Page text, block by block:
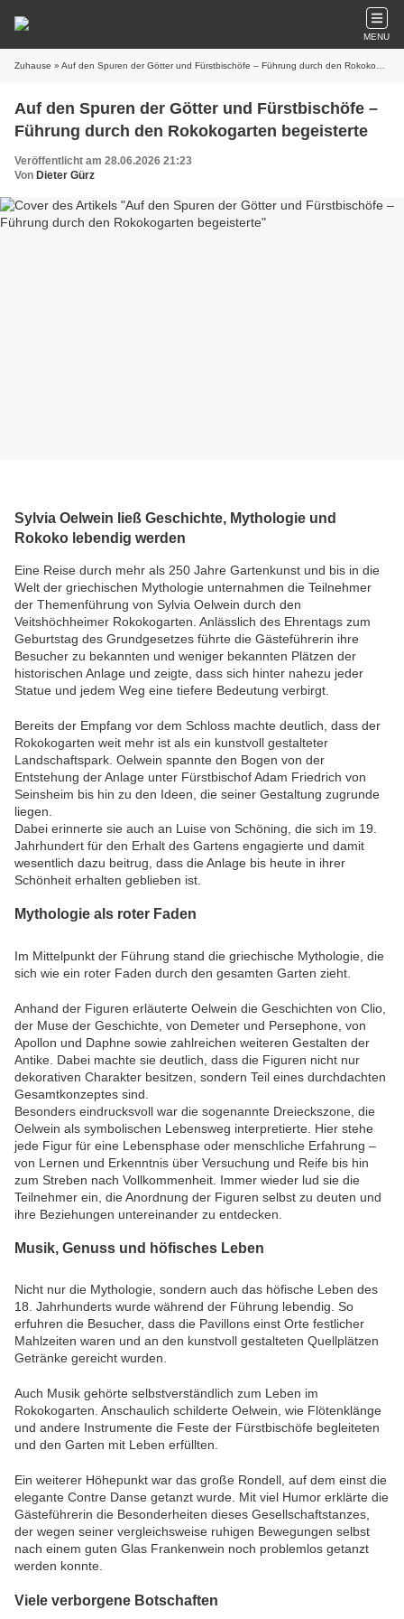
MENU
Zuhause » Auf den Spuren der Götter und Fürstbischöfe – Führung durch den Rokokogarten begeisterte
Auf den Spuren der Götter und Fürstbischöfe –
Führung durch den Rokokogarten begeisterte
Veröffentlicht am 28.06.2026 21:23
Von Dieter Gürz
Sylvia Oelwein ließ Geschichte, Mythologie und
Rokoko lebendig werden
Eine Reise durch mehr als 250 Jahre Gartenkunst und bis in die
Welt der griechischen Mythologie unternahmen die Teilnehmer
der Themenführung von Sylvia Oelwein durch den
Veitshöchheimer Rokokogarten. Anlässlich des Ehrentags zum
Geburtstag des Grundgesetzes führte die Gästeführerin ihre
Besucher zu bekannten und weniger bekannten Plätzen der
historischen Anlage und zeigte, dass sich hinter nahezu jeder
Statue und jedem Weg eine tiefere Bedeutung verbirgt.
Bereits der Empfang vor dem Schloss machte deutlich, dass der
Rokokogarten weit mehr ist als ein kunstvoll gestalteter
Landschaftspark. Oelwein spannte den Bogen von der
Entstehung der Anlage unter Fürstbischof Adam Friedrich von
Seinsheim bis hin zu den Ideen, die seiner Gestaltung zugrunde
liegen.
Dabei erinnerte sie auch an Luise von Schöning, die sich im 19.
Jahrhundert für den Erhalt des Gartens engagierte und damit
wesentlich dazu beitrug, dass die Anlage bis heute in ihrer
Schönheit erhalten geblieben ist.
Mythologie als roter Faden
Im Mittelpunkt der Führung stand die griechische Mythologie, die
sich wie ein roter Faden durch den gesamten Garten zieht.
Anhand der Figuren erläuterte Oelwein die Geschichten von Clio,
der Muse der Geschichte, von Demeter und Persephone, von
Apollon und Daphne sowie zahlreichen weiteren Gestalten der
Antike. Dabei machte sie deutlich, dass die Figuren nicht nur
dekorativen Charakter besitzen, sondern Teil eines durchdachten
Gesamtkonzeptes sind.
Besonders eindrucksvoll war die sogenannte Dreieckszone, die
Oelwein als symbolischen Lebensweg interpretierte. Hier stehe
jede Figur für eine Lebensphase oder menschliche Erfahrung –
von Lernen und Erkenntnis über Versuchung und Reife bis hin
zum Streben nach Vollkommenheit. Immer wieder lud sie die
Teilnehmer ein, die Anordnung der Figuren selbst zu deuten und
ihre Beziehungen untereinander zu entdecken.
Musik, Genuss und höfisches Leben
Nicht nur die Mythologie, sondern auch das höfische Leben des
18. Jahrhunderts wurde während der Führung lebendig. So
erfuhren die Besucher, dass die Pavillons einst Orte festlicher
Mahlzeiten waren und an den kunstvoll gestalteten Quellplätzen
Getränke gereicht wurden.
Auch Musik gehörte selbstverständlich zum Leben im
Rokokogarten. Anschaulich schilderte Oelwein, wie Flötenklänge
und andere Instrumente die Feste der Fürstbischöfe begleiteten
und den Garten mit Leben erfüllten.
Ein weiterer Höhepunkt war das große Rondell, auf dem einst die
elegante Contre Danse getanzt wurde. Mit viel Humor erklärte die
Gästeführerin die Besonderheiten dieses Gesellschaftstanzes,
der wegen seiner vergleichsweise ruhigen Bewegungen selbst
nach einem guten Glas Frankenwein noch problemlos getanzt
werden konnte.
Viele verborgene Botschaften